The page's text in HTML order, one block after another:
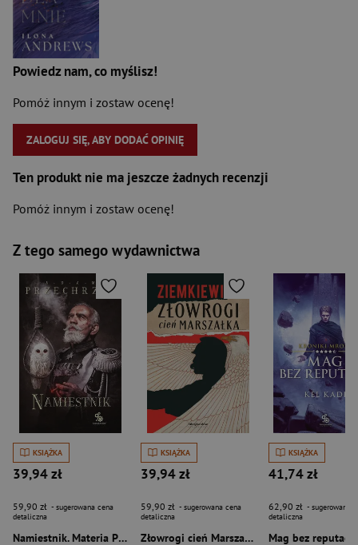
Powiedz nam, co myślisz!
Pomóż innym i zostaw ocenę!
ZALOGUJ SIĘ, ABY DODAĆ OPINIĘ
Ten produkt nie ma jeszcze żadnych recenzji
Pomóż innym i zostaw ocenę!
Z tego samego wydawnictwa
KSIĄŻKA
39,94 zł
59,90 zł - sugerowana cena
detaliczna
Namiestnik. Materia Prima. Tom 2
KSIĄŻKA
39,94 zł
59,90 zł - sugerowana cena
detaliczna
Złowrogi cień Marszałka
KSIĄŻKA
41,74 zł
62,90 zł - sugerowana
detaliczna